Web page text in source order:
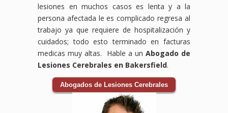
lesiones en muchos casos es lenta y a la
persona afectada le es complicado regresa al
trabajo ya que requiere de hospitalización y
cuidados; todo esto terminado en facturas
medicas muy altas. Hable a un Abogado de
Lesiones Cerebrales en Bakersfield.
Abogados de Lesiones Cerebrales